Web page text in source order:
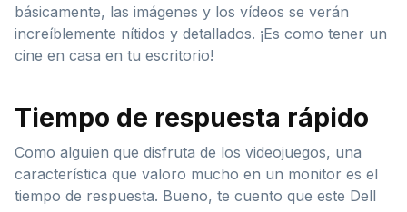
básicamente, las imágenes y los vídeos se verán
increíblemente nítidos y detallados. ¡Es como tener un
cine en casa en tu escritorio!
Tiempo de respuesta rápido
Como alguien que disfruta de los videojuegos, una
característica que valoro mucho en un monitor es el
tiempo de respuesta. Bueno, te cuento que este Dell